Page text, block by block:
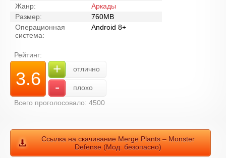
Жанр:
Аркады
Размер:
760MB
Операционная
система:
Android 8+
Рейтинг:
3.6 + отлично
-
плохо
Всего проголосовало: 4500
Ссылка на скачивание Merge Plants – Monster
Defense (Мод: безопасно)